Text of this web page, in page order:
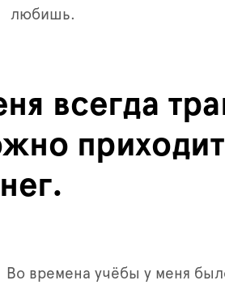
любишь.
всегда
Во времена учёбы у меня